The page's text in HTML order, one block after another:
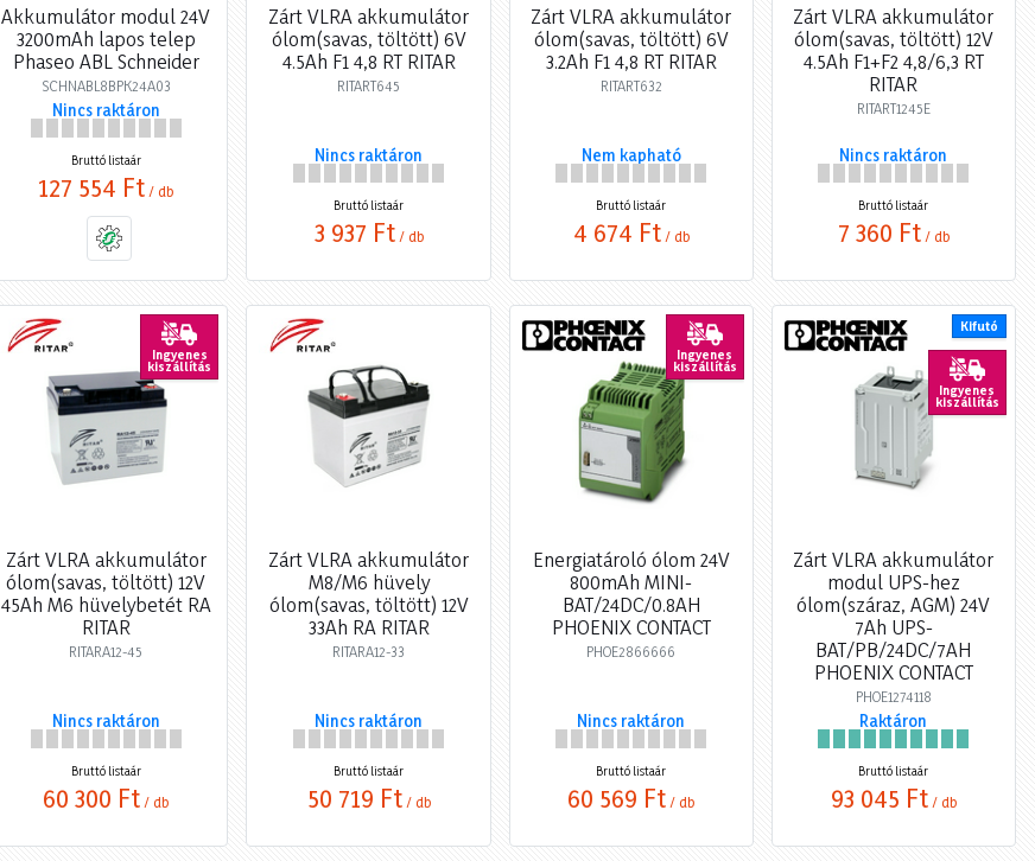
Akkumulátor modul 24V
3200mAh lapos telep
Phaseo ABL Schneider
SCHNABL8BPK24A03
Nincs raktáron
Bruttó listaár
127 554 Ft / db
Zárt VLRA akkumulátor
ólom(savas, töltött) 6V
4.5Ah F1 4,8 RT RITAR
RITART645
Nincs raktáron
Bruttó listaár
3 937 Ft / db
Zárt VLRA akkumulátor
ólom(savas, töltött) 6V
3.2Ah F1 4,8 RT RITAR
RITART632
Nem kapható
Bruttó listaár
4 674 Ft / db
Zárt VLRA akkumulátor
ólom(savas, töltött) 12V
4.5Ah F1+F2 4,8/6,3 RT
RITAR
RITART1245E
Nincs raktáron
Bruttó listaár
7 360 Ft / db
Ingyenes
kiszállítás
Zárt VLRA akkumulátor
ólom(savas, töltött) 12V
45Ah M6 hüvelybetét RA
RITAR
RITARA12-45
Nincs raktáron
Bruttó listaár
60 300 Ft / db
Zárt VLRA akkumulátor
M8/M6 hüvely
ólom(savas, töltött) 12V
33Ah RA RITAR
RITARA12-33
Nincs raktáron
Bruttó listaár
50 719 Ft / db
Ingyenes
kiszállítás
Energiatároló ólom 24V
800mAh MINI-
BAT/24DC/0.8AH
PHOENIX CONTACT
PHOE2866666
Nincs raktáron
Bruttó listaár
60 569 Ft / db
Kifutó
Ingyenes
kiszállítás
Zárt VLRA akkumulátor
modul UPS-hez
ólom(száraz, AGM) 24V
7Ah UPS-
BAT/PB/24DC/7AH
PHOENIX CONTACT
PHOE1274118
Raktáron
Bruttó listaár
93 045 Ft / db